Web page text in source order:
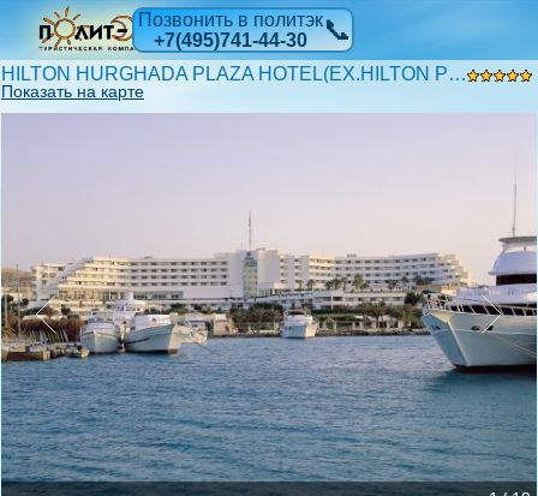
Позвонить в политэк
+7(495)741-44-30
📞
HILTON HURGHADA PLAZA HOTEL(EX.HILTON PLAZA) 5*
Показать на карте